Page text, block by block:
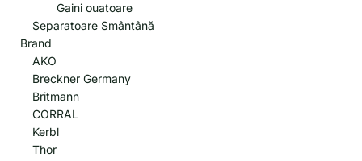
Gaini ouatoare
Separatoare Smântână
Brand
AKO
Breckner Germany
Britmann
CORRAL
Kerbl
Thor